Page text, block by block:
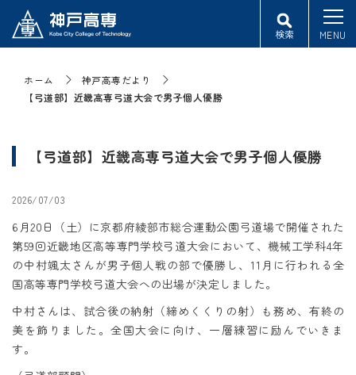
検索 MENU
ホーム
神戸高専だより
【弓道部】近畿高専弓道大会で男子個人優勝
【弓道部】近畿高専弓道大会で男子個人優勝
2026/07/03
6月20日（土）に京都府綾部市総合運動公園弓道場で開催された
第59回近畿地区高等専門学校弓道大会において、機械工学科4年
の中村颯太さんが男子個人戦の部で優勝し、11月に行われる全
国高等専門学校弓道大会への出場が決定しました。
中村さんは、試合後の納射（締めくくりの射）も務め、有終の
美を飾りました。全国大会に向け、一層練習に励んでいきま
す。